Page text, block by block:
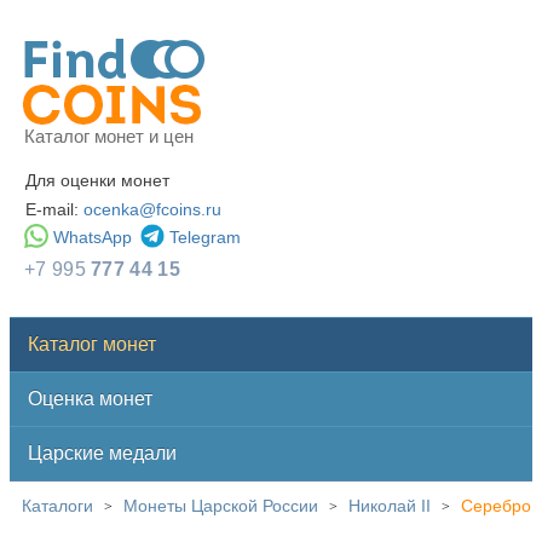
Каталог монет и цен
Для оценки монет
E-mail: ocenka@fcoins.ru
WhatsApp
Telegram
+7 995777 44 15
Каталог монет
Оценка монет
Царские медали
Каталоги > Монеты Царской России > Николай II > Серебро